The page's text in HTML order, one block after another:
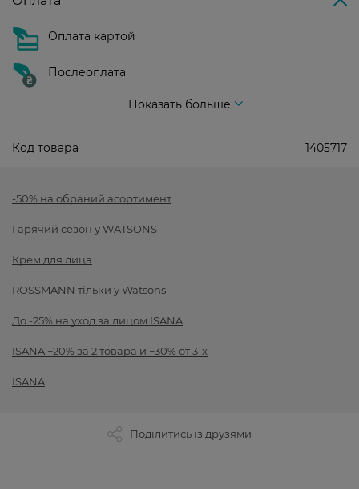
Оплата картой
Послеоплата
Показать больше
Код товара 1405717
-50% на обраний асортимент
Гарячий сезон у WATSONS
Крем для лица
ROSSMANN тільки у Watsons
До -25% на уход за лицом ISANA
ISANA −20% за 2 товара и −30% от 3-х
ISANA
Поділитись із друзями